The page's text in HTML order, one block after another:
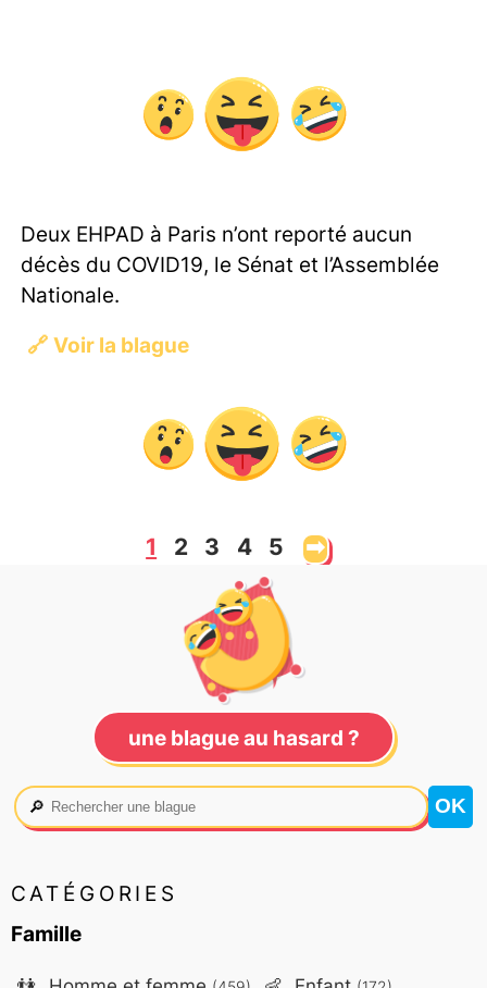
Deux EHPAD à Paris n’ont reporté aucun
décès du COVID19, le Sénat et l’Assemblée
Nationale.
🔗 Voir la blague
1 2 3 4 5 ➡
une blague au hasard ?
🔎
CATÉGORIES
Famille